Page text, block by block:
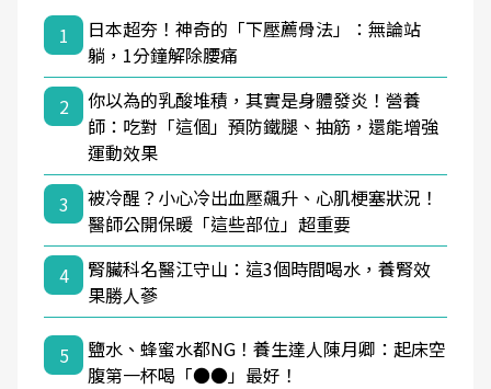
1
日本超夯！神奇的「下壓薦骨法」：無論站
躺，1分鐘解除腰痛
2
你以為的乳酸堆積，其實是身體發炎！營養
師：吃對「這個」預防鐵腿、抽筋，還能增強
運動效果
3
被冷醒？小心冷出血壓飆升、心肌梗塞狀況！
醫師公開保暖「這些部位」超重要
4
腎臟科名醫江守山：這3個時間喝水，養腎效
果勝人蔘
5
鹽水、蜂蜜水都NG！養生達人陳月卿：起床空
腹第一杯喝「●●」最好！